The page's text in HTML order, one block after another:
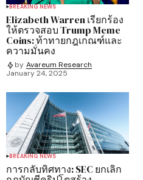
BREAKING NEWS
Elizabeth Warren เรียกร้อง
ให้ตรวจสอบ Trump Meme
Coins: ท้าทายกฎเกณฑ์และ
ความมั่นคง
by Avareum Research
January 24, 2025
BREAKING NEWS
การกลับทิศทาง: SEC ยกเลิก